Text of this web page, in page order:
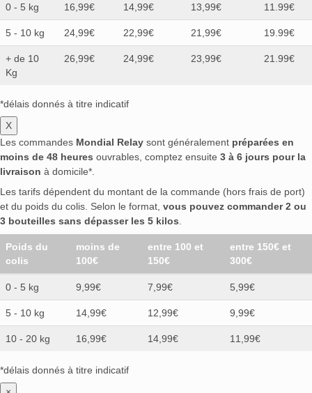
0 - 5 kg 16,99€ 14,99€ 13,99€ 11.99€
5 - 10 kg 24,99€ 22,99€ 21,99€ 19.99€
+ de 10
Kg
26,99€ 24,99€ 23,99€ 21.99€
*délais donnés à titre indicatif
X
Les commandes Mondial Relay sont généralement préparées en
moins de 48 heures ouvrables, comptez ensuite 3 à 6 jours pour la
livraison à domicile*.
Les tarifs dépendent du montant de la commande (hors frais de port)
et du poids du colis. Selon le format, vous pouvez commander 2 ou
3 bouteilles sans dépasser les 5 kilos
Poids du
colis
moins de
100€
entre 100 et
150€
entre 150€ et
300€
0 - 5 kg 9,99€ 7,99€ 5,99€
5 - 10 kg 14,99€ 12,99€ 9,99€
10 - 20 kg 16,99€ 14,99€ 11,99€
*délais donnés à titre indicatif